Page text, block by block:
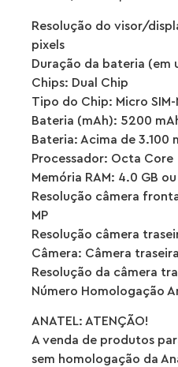
Resolução do visor/
pixels
Duração da bateria (em
Chips: Dual Chip
Tipo do Chip: Micro SIM-
Bateria (mAh): 5200
Bateria: Acima de 3.100
Processador: Octa Core
Memória RAM: 4.0 GB
Resolução câmera
MP
Resolução câmera
Câmera: Câmera
Resolução da câmera
Número Homologação
ANATEL: ATENÇÃO!
A venda de produtos
sem homologação da